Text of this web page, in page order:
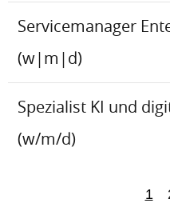
Servicemanager
(w|m|d)
Spezialist KI und
(w/m/d)
1